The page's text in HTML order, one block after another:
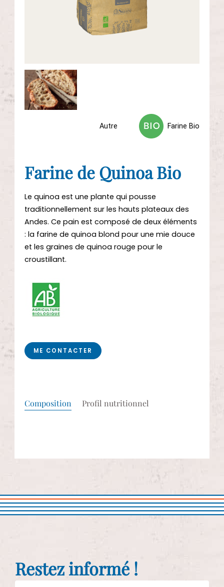
Autre Farine Bio
Farine de Quinoa Bio
Le quinoa est une plante qui pousse
traditionnellement sur les hauts plateaux des
Andes. Ce pain est composé de deux éléments
: la farine de quinoa blond pour une mie douce
et les graines de quinoa rouge pour le
croustillant.
ME CONTACTER
Composition Profil nutritionnel
Restez informé !